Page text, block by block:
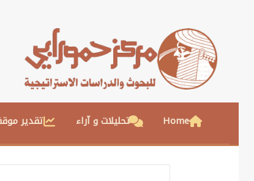
Home تحليلات و آراء تقدير